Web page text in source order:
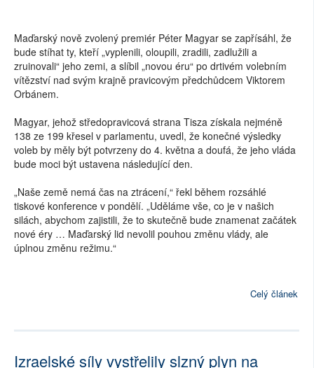
Maďarský nově zvolený premiér Péter Magyar se zapřísáhl, že
bude stíhat ty, kteří „vyplenili, oloupili, zradili, zadlužili a
zruinovali“ jeho zemi, a slíbil „novou éru“ po drtivém volebním
vítězství nad svým krajně pravicovým předchůdcem Viktorem
Orbánem.
Magyar, jehož středopravicová strana Tisza získala nejméně
138 ze 199 křesel v parlamentu, uvedl, že konečné výsledky
voleb by měly být potvrzeny do 4. května a doufá, že jeho vláda
bude moci být ustavena následující den.
„Naše země nemá čas na ztrácení,“ řekl během rozsáhlé
tiskové konference v pondělí. „Uděláme vše, co je v našich
silách, abychom zajistili, že to skutečně bude znamenat začátek
nové éry … Maďarský lid nevolil pouhou změnu vlády, ale
úplnou změnu režimu.“
Celý článek
Izraelské síly vystřelily slzný plyn na